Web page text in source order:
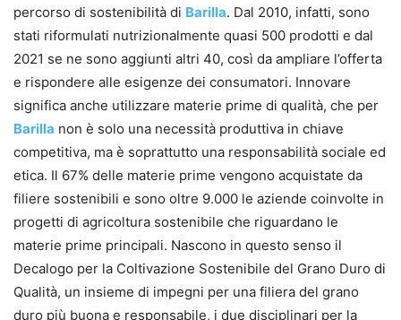
percorso di sostenibilità di Barilla. Dal 2010, infatti, sono
stati riformulati nutrizionalmente quasi 500 prodotti e dal
2021 se ne sono aggiunti altri 40, così da ampliare l’offerta
e rispondere alle esigenze dei consumatori. Innovare
significa anche utilizzare materie prime di qualità, che per
Barilla non è solo una necessità produttiva in chiave
competitiva, ma è soprattutto una responsabilità sociale ed
etica. Il 67% delle materie prime vengono acquistate da
filiere sostenibili e sono oltre 9.000 le aziende coinvolte in
progetti di agricoltura sostenibile che riguardano le
materie prime principali. Nascono in questo senso il
Decalogo per la Coltivazione Sostenibile del Grano Duro di
Qualità, un insieme di impegni per una filiera del grano
duro più buona e responsabile, i due disciplinari per la